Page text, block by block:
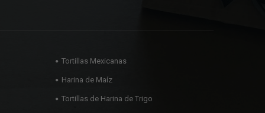
Tortillas Mexicanas
Harina de Maíz
Tortillas de Harina de Trigo